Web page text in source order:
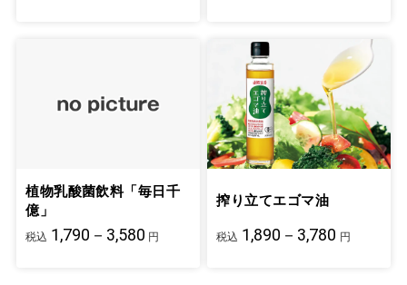
植物乳酸菌飲料「毎日千
億」
税込 1,790－3,580 円
搾り立てエゴマ油
税込 1,890－3,780 円